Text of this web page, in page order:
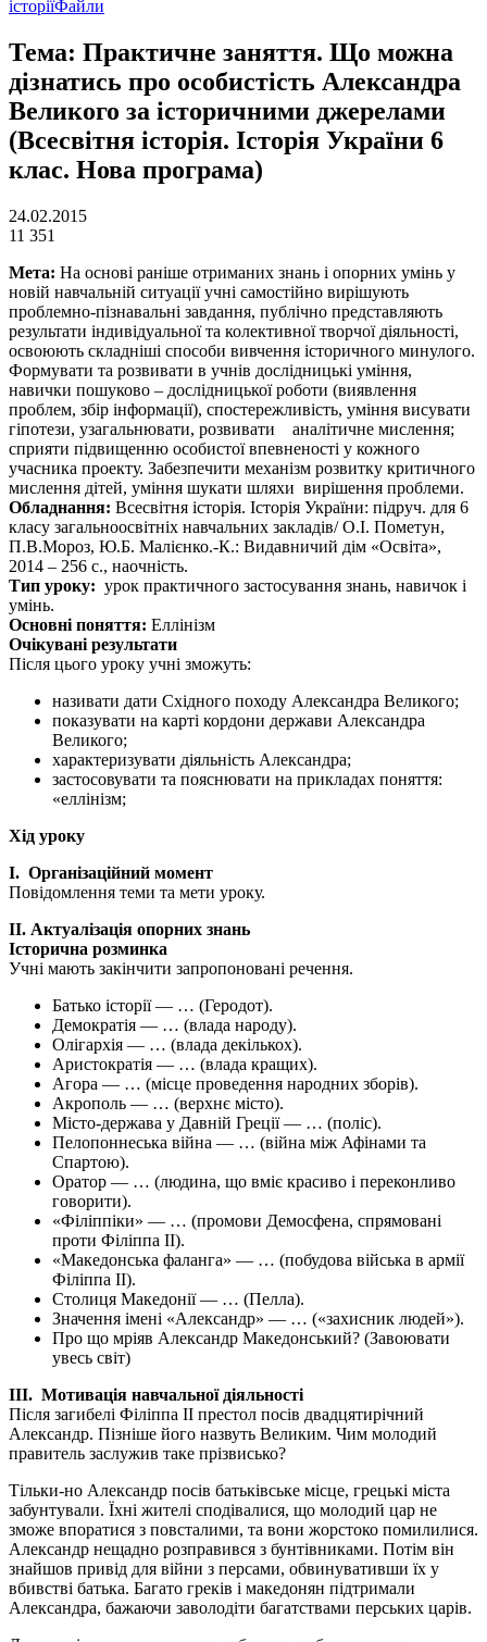
історіїФайли
Тема: Практичне заняття. Що можна
дізнатись про особистість Александра
Великого за історичними джерелами
(Всесвітня історія. Історія України 6
клас. Нова програма)
24.02.2015
11 351
Мета: На основі раніше отриманих знань і опорних умінь у
новій навчальній ситуації учні самостійно вирішують
проблемно-пізнавальні завдання, публічно представляють
результати індивідуальної та колективної творчої діяльності,
освоюють складніші способи вивчення історичного минулого.
Формувати та розвивати в учнів дослідницькі уміння,
навички пошуково – дослідницької роботи (виявлення
проблем, збір інформації), спостережливість, уміння висувати
гіпотези, узагальнювати, розвивати аналітичне мислення;
сприяти підвищенню особистої впевненості у кожного
учасника проекту. Забезпечити механізм розвитку критичного
мислення дітей, уміння шукати шляхи вирішення проблеми.
Обладнання: Всесвітня історія. Історія України: підруч. для 6
класу загальноосвітніх навчальних закладів/ О.І. Пометун,
П.В.Мороз, Ю.Б. Малієнко.-К.: Видавничий дім «Освіта»,
2014 – 256 с., наочність.
Тип уроку: урок практичного застосування знань, навичок і
умінь.
Основні поняття: Еллінізм
Очікувані результати
Після цього уроку учні зможуть:
називати дати Східного походу Александра Великого;
показувати на карті кордони держави Александра
Великого;
характеризувати діяльність Александра;
застосовувати та пояснювати на прикладах поняття:
«еллінізм;
Хід уроку
І. Організаційний момент
Повідомлення теми та мети уроку.
ІІ. Актуалізація опорних знань
Історична розминка
Учні мають закінчити запропоновані речення.
Батько історії — … (Геродот).
Демократія — … (влада народу).
Олігархія — … (влада декількох).
Аристократія — … (влада кращих).
Агора — … (місце проведення народних зборів).
Акрополь — … (верхнє місто).
Місто‑держава у Давній Греції — … (поліс).
Пелопоннеська війна — … (війна між Афінами та
Спартою).
Оратор — … (людина, що вміє красиво і переконливо
говорити).
«Філіппіки» — … (промови Демосфена, спрямовані
проти Філіппа II).
«Македонська фаланга» — … (побудова війська в армії
Філіппа II).
Столиця Македонії — … (Пелла).
Значення імені «Александр» — … («захисник людей»).
Про що мріяв Александр Македонський? (Завоювати
увесь світ)
ІІІ. Мотивація навчальної діяльності
Після загибелі Філіппа II престол посів двадцятирічний
Александр. Пізніше його назвуть Великим. Чим молодий
правитель заслужив таке прізвисько?
Тільки-но Александр посів батьківське місце, грецькі міста
забунтували. Їхні жителі сподівалися, що молодий цар не
зможе впоратися з повсталими, та вони жорстоко помилилися.
Александр нещадно розправився з бунтівниками. Потім він
знайшов привід для війни з персами, обвинувативши їх у
вбивстві батька. Багато греків і македонян підтримали
Александра, бажаючи заволодіти багатствами перських царів.